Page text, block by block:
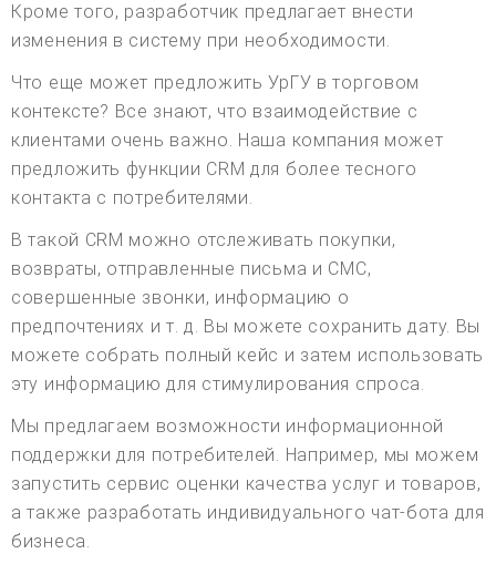
Кроме того, разработчик предлагает внести
изменения в систему при необходимости.
Что еще может предложить УрГУ в торговом
контексте? Все знают, что взаимодействие с
клиентами очень важно. Наша компания может
предложить функции CRM для более тесного
контакта с потребителями.
В такой CRM можно отслеживать покупки,
возвраты, отправленные письма и СМС,
совершенные звонки, информацию о
предпочтениях и т. д. Вы можете сохранить дату. Вы
можете собрать полный кейс и затем использовать
эту информацию для стимулирования спроса.
Мы предлагаем возможности информационной
поддержки для потребителей. Например, мы можем
запустить сервис оценки качества услуг и товаров,
а также разработать индивидуального чат-бота для
бизнеса.